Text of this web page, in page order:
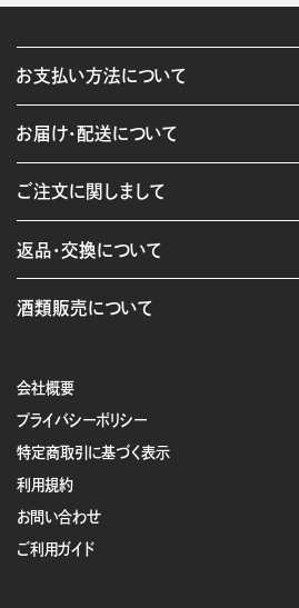
会社概要
プライバシーポリシー
特定商取引に基づく表示
利用規約
お問い合わせ
ご利用ガイド
お支払い方法について
お届け・配送について
ご注文に関しまして
返品・交換について
酒類販売について